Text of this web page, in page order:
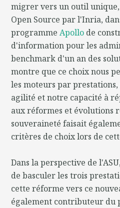
migrer vers un outil unique,
Open Source par l'Inria,
programmeApollo de
d'information pour les
benchmark d'un an des
montre que ce choix nous
les moteurs par
agilité et notre capacité à
aux réformes et évolutions
souveraineté faisait
critères de choix lors de
Dans la perspective de
de basculer les trois
cette réforme vers ce
également contributeur du